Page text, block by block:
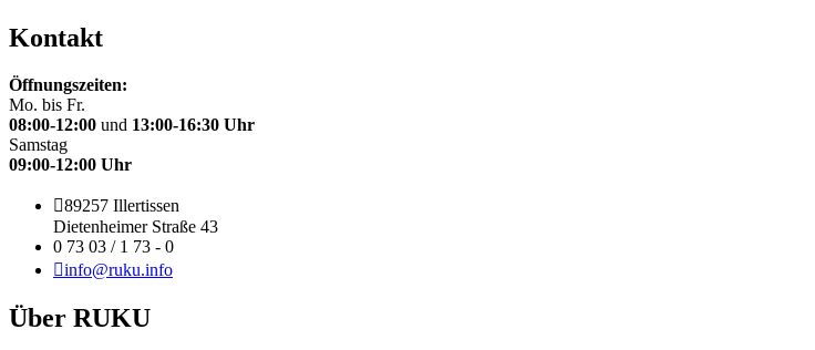
Kontakt
Öffnungszeiten:
Mo. bis Fr.
08:00-12:00 und 13:00-16:30 Uhr
Samstag
09:00-12:00 Uhr
89257 Illertissen
Dietenheimer Straße 43
0 73 03 / 1 73 - 0
info@ruku.info
Über RUKU